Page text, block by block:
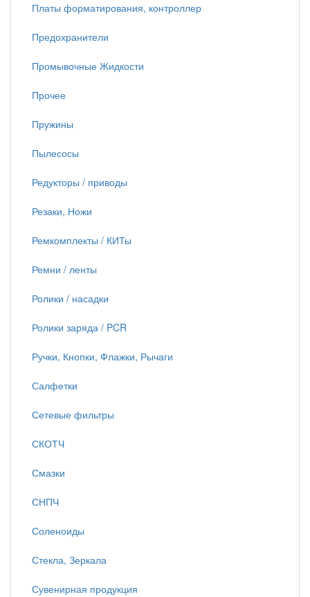
Платы форматирования, контроллер
Предохранители
Промывочные Жидкости
Прочее
Пружины
Пылесосы
Редукторы / приводы
Резаки, Ножи
Ремкомплекты / КИТы
Ремни / ленты
Ролики / насадки
Ролики заряда / PCR
Ручки, Кнопки, Флажки, Рычаги
Салфетки
Сетевые фильтры
СКОТЧ
Смазки
СНПЧ
Соленоиды
Стекла, Зеркала
Сувенирная продукция